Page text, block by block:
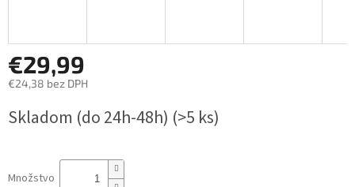
€29,99
€24,38 bez DPH
cena:
Skladom (do 24h-48h) (>5 ks)
Množstvo